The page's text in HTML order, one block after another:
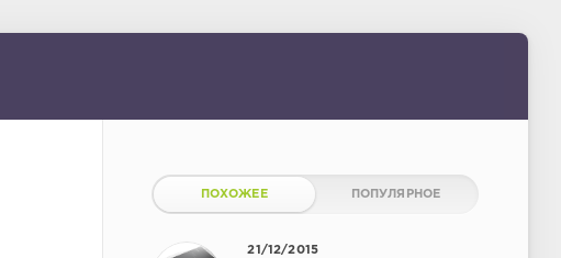
ПОХОЖЕЕ ПОПУЛЯРНОЕ
21/12/2015